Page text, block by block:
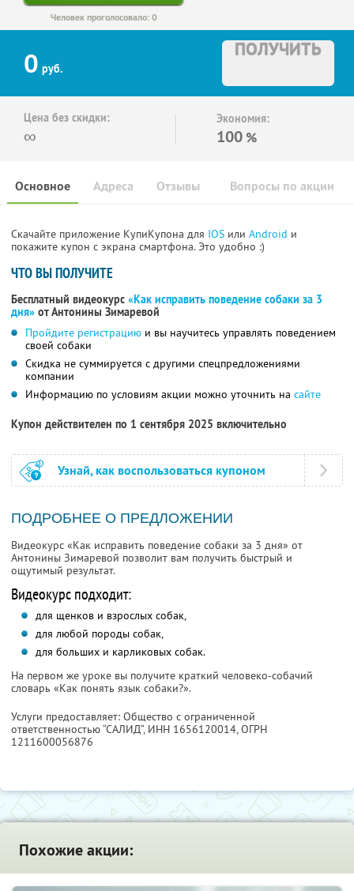
Человек проголосовало: 0
0 руб.
ПОЛУЧИТЬ
Цена без скидки:
∞
Экономия:
100 %
Основное Отзывы Вопросы по акции
Адреса
Скачайте приложение КупиКупона для IOS или Android и
покажите купон с экрана смартфона. Это удобно :)
ЧТО ВЫ ПОЛУЧИТЕ
Бесплатный видеокурс «Как исправить поведение собаки за 3
дня» от Антонины Зимаревой
Пройдите регистрацию и вы научитесь управлять поведением
своей собаки
Скидка не суммируется с другими спецпредложениями
компании
Информацию по условиям акции можно уточнить на сайте
Купон действителен по 1 сентября 2025 включительно
Узнай, как воспользоваться купоном
ПОДРОБНЕЕ О ПРЕДЛОЖЕНИИ
Видеокурс «Как исправить поведение собаки за 3 дня» от
Антонины Зимаревой позволит вам получить быстрый и
ощутимый результат.
Видеокурс подходит:
для щенков и взрослых собак,
для любой породы собак,
для больших и карликовых собак.
На первом же уроке вы получите краткий человеко-собачий
словарь «Как понять язык собаки?».
Услуги предоставляет: Общество с ограниченной
ответственностью “САЛИД”, ИНН 1656120014, ОГРН
1211600056876
Похожие акции: